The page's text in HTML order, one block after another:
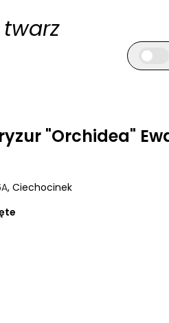
"Orchidea"
, Ciechocinek